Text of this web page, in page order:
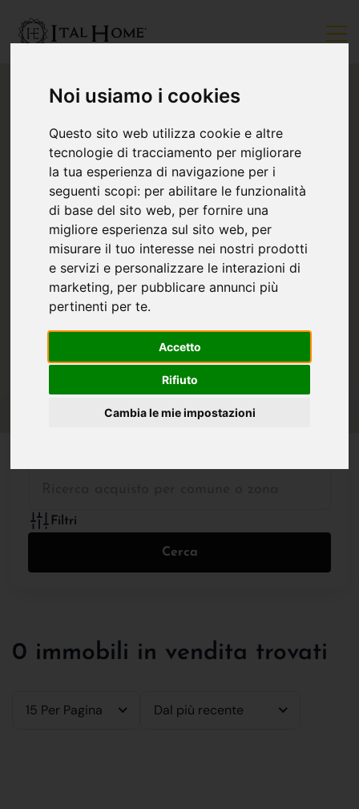
Noi usiamo i cookies
Questo sito web utilizza cookie e altre
tecnologie di tracciamento per migliorare
la tua esperienza di navigazione per i
seguenti scopi: per abilitare le funzionalità
di base del sito web, per fornire una
migliore esperienza sul sito web, per
misurare il tuo interesse nei nostri prodotti
e servizi e personalizzare le interazioni di
marketing, per pubblicare annunci più
pertinenti per te.
Accetto
Rifiuto
Cambia le mie impostazioni
Filtri
Cerca
0 immobili in vendita trovati
15 Per Pagina Dal più recente